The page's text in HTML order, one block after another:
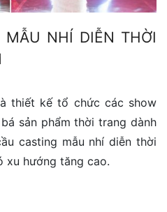
NHÍ DIỄN THỜI
thiết kế tổ chức các show
sản phẩm thời trang dành
casting mẫu nhí diễn thời
xu hướng tăng cao.